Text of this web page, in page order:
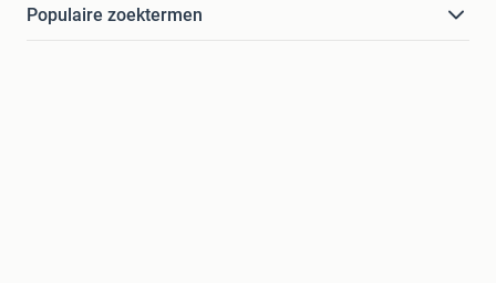
Populaire zoektermen